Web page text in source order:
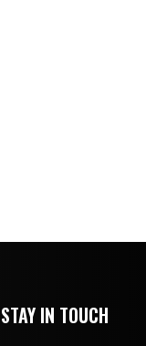
STAY IN TOUCH